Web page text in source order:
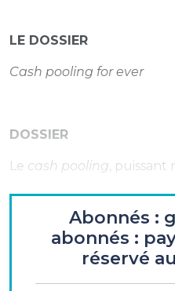
LE DOSSIER
Cash pooling for ever
DOSSIER
Le cash pooling, puissant
ENTRETIEN
Laurence Valentin-
Abonnés :
abonnés :
réservé